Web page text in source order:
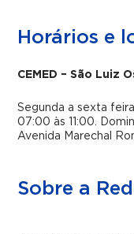
Horários e
CEMED – São Luiz
Segunda a sexta
07:00 às 11:00.
Avenida Marechal
Sobre a